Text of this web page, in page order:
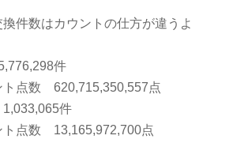
件数はカウントの仕方が違うよ
件
ト点数 620,715,350,557点
件
ト点数 13,165,972,700点